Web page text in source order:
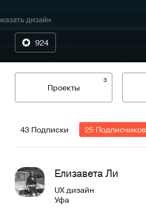
924
3
Проекты
43 Подписки 25 Подписчиков
Елизавета Ли
UX дизайн
Уфа